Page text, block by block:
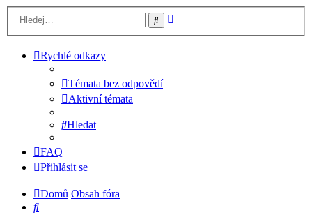
Hledat
Rychlé odkazy
Témata bez odpovědí
Aktivní témata
Hledat
FAQ
Přihlásit se
Domů Obsah fóra
Hledat